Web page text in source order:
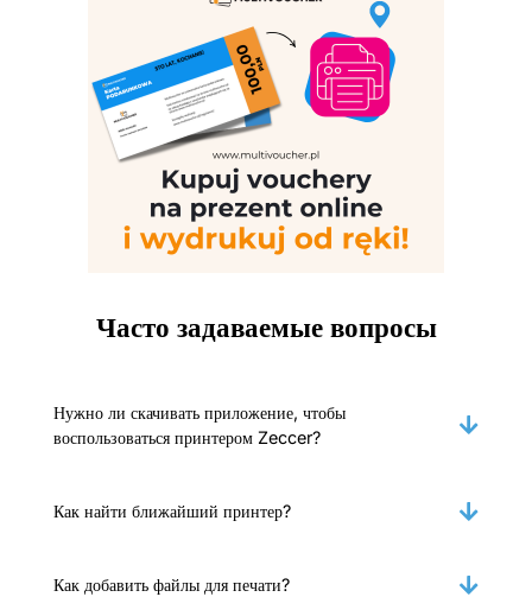
Часто задаваемые вопросы
Нужно ли скачивать приложение, чтобы
воспользоваться принтером Zeccer?
Как найти ближайший принтер?
Как добавить файлы для печати?